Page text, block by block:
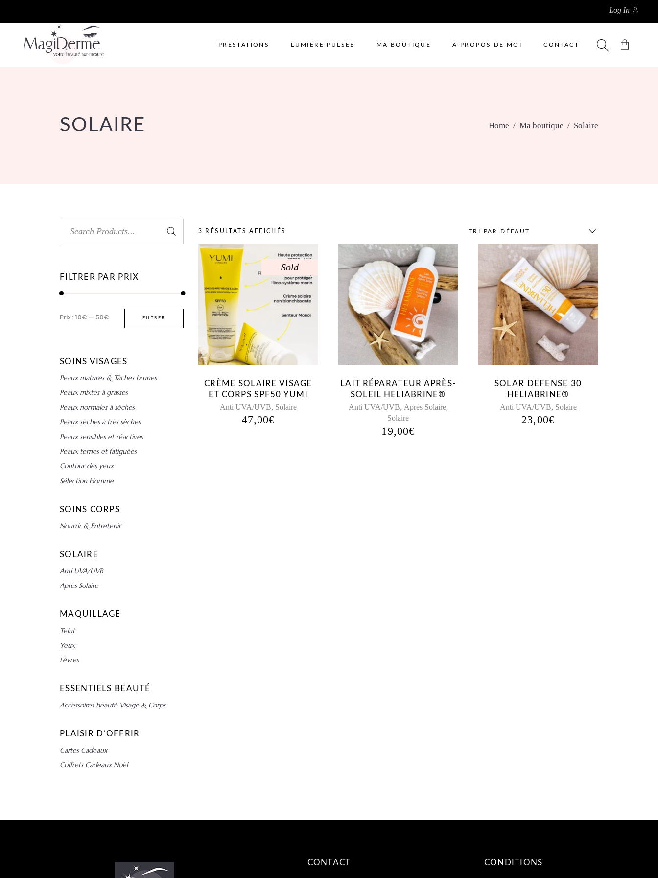
Log In
PRESTATIONS LUMIERE PULSEE MA BOUTIQUE A PROPOS DE MOI CONTACT
SOLAIRE Home / Ma boutique / Solaire
3 RÉSULTATS AFFICHÉS TRI PAR DÉFAUT
Sold
CRÈME SOLAIRE VISAGE
ET CORPS SPF50 YUMI
Anti UVA/UVB, Solaire
47,00€
LAIT RÉPARATEUR APRÈS-
SOLEIL HELIABRINE®
Anti UVA/UVB, Après Solaire,
Solaire
19,00€
SOLAR DEFENSE 30
HELIABRINE®
Anti UVA/UVB, Solaire
23,00€
for:
FILTRER PAR PRIX
Prix
Prix
FILTRER
Prix :10€ — 50€
SOINS VISAGES
Peaux matures & Tâches brunes
Peaux mixtes à grasses
Peaux normales à sèches
Peaux sèches à très sèches
Peaux sensibles et réactives
Peaux ternes et fatiguées
Contour des yeux
Sélection Homme
SOINS CORPS
Nourrir & Entretenir
SOLAIRE
Anti UVA/UVB
Après Solaire
MAQUILLAGE
Teint
Yeux
Lèvres
ESSENTIELS BEAUTÉ
Accessoires beauté Visage & Corps
PLAISIR D’OFFRIR
Cartes Cadeaux
Coffrets Cadeaux Noël
CONTACT CONDITIONS